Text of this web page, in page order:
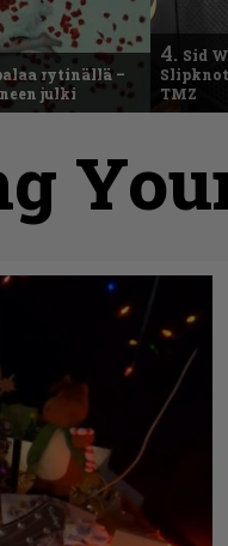
rytinällä –
julki
4. Sid
TMZ